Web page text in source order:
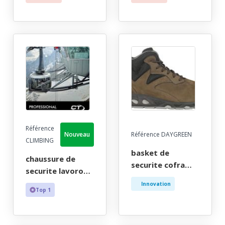
40/46
Référence
CLIMBING
Nouveau
chaussure de
securite lavoro
homme, outdoor
noir haut parre-
Top 1
Référence DAYGREEN
basket de
securite cofra
homme eco-
responsable
hydrofuge - ce en
Innovation